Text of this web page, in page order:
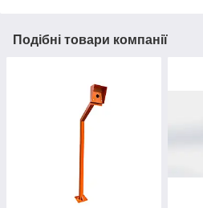
Подібні товари компанії